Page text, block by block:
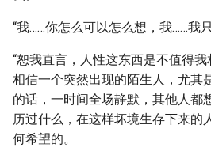
“我……你怎么可以怎么想，我……我
“恕我直言，人性这东西是不值得
相信一个突然出现的陌生人，尤其
的话，一时间全场静默，其他人都
历过什么，在这样坏境生存下来的
何希望的。